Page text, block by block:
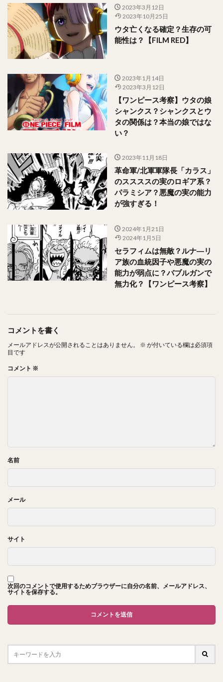
2023年3月12日
2023年10月25日
ウタ亡くなる確定？生存の可
能性は？【FILM RED】
2023年1月14日
2023年3月12日
【ワンピース考察】ウタの娘
シャンクス？シャンクスとウ
タの関係は？本当の娘ではな
い？
2023年11月18日
革命軍/北軍軍隊長「カラス」
のススススの実のロギア系？
パラミシア？悪魔の実の能力
が強すぎる！
2024年1月21日
2024年1月5日
セラフィムは無敵？ルナ―リ
ア族の血統因子や悪魔の実の
能力が弱点に？バブルガンで
無力化？【ワンピース考察】
コメントを書く
メールアドレスが公開されることはありません。 ※ が付いている欄は必須項
目です
コメント ※
名前
メール
サイト
次回のコメントで使用するためブラウザーに自分の名前、メールアドレス、
サイトを保存する。